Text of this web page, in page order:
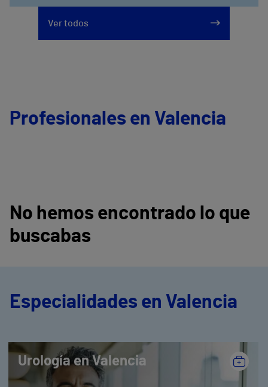
Ver todos
Profesionales en Valencia
No hemos encontrado lo que
buscabas
Especialidades en Valencia
Urología en Valencia